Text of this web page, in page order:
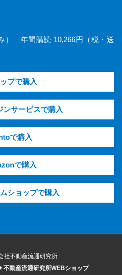
） 年間購読 10,266円（税・送
プで購入
ンサービスで購入
で購入
で購入
ショップで購入
社不動産流通研究所
不動産流通研究所WEBショップ